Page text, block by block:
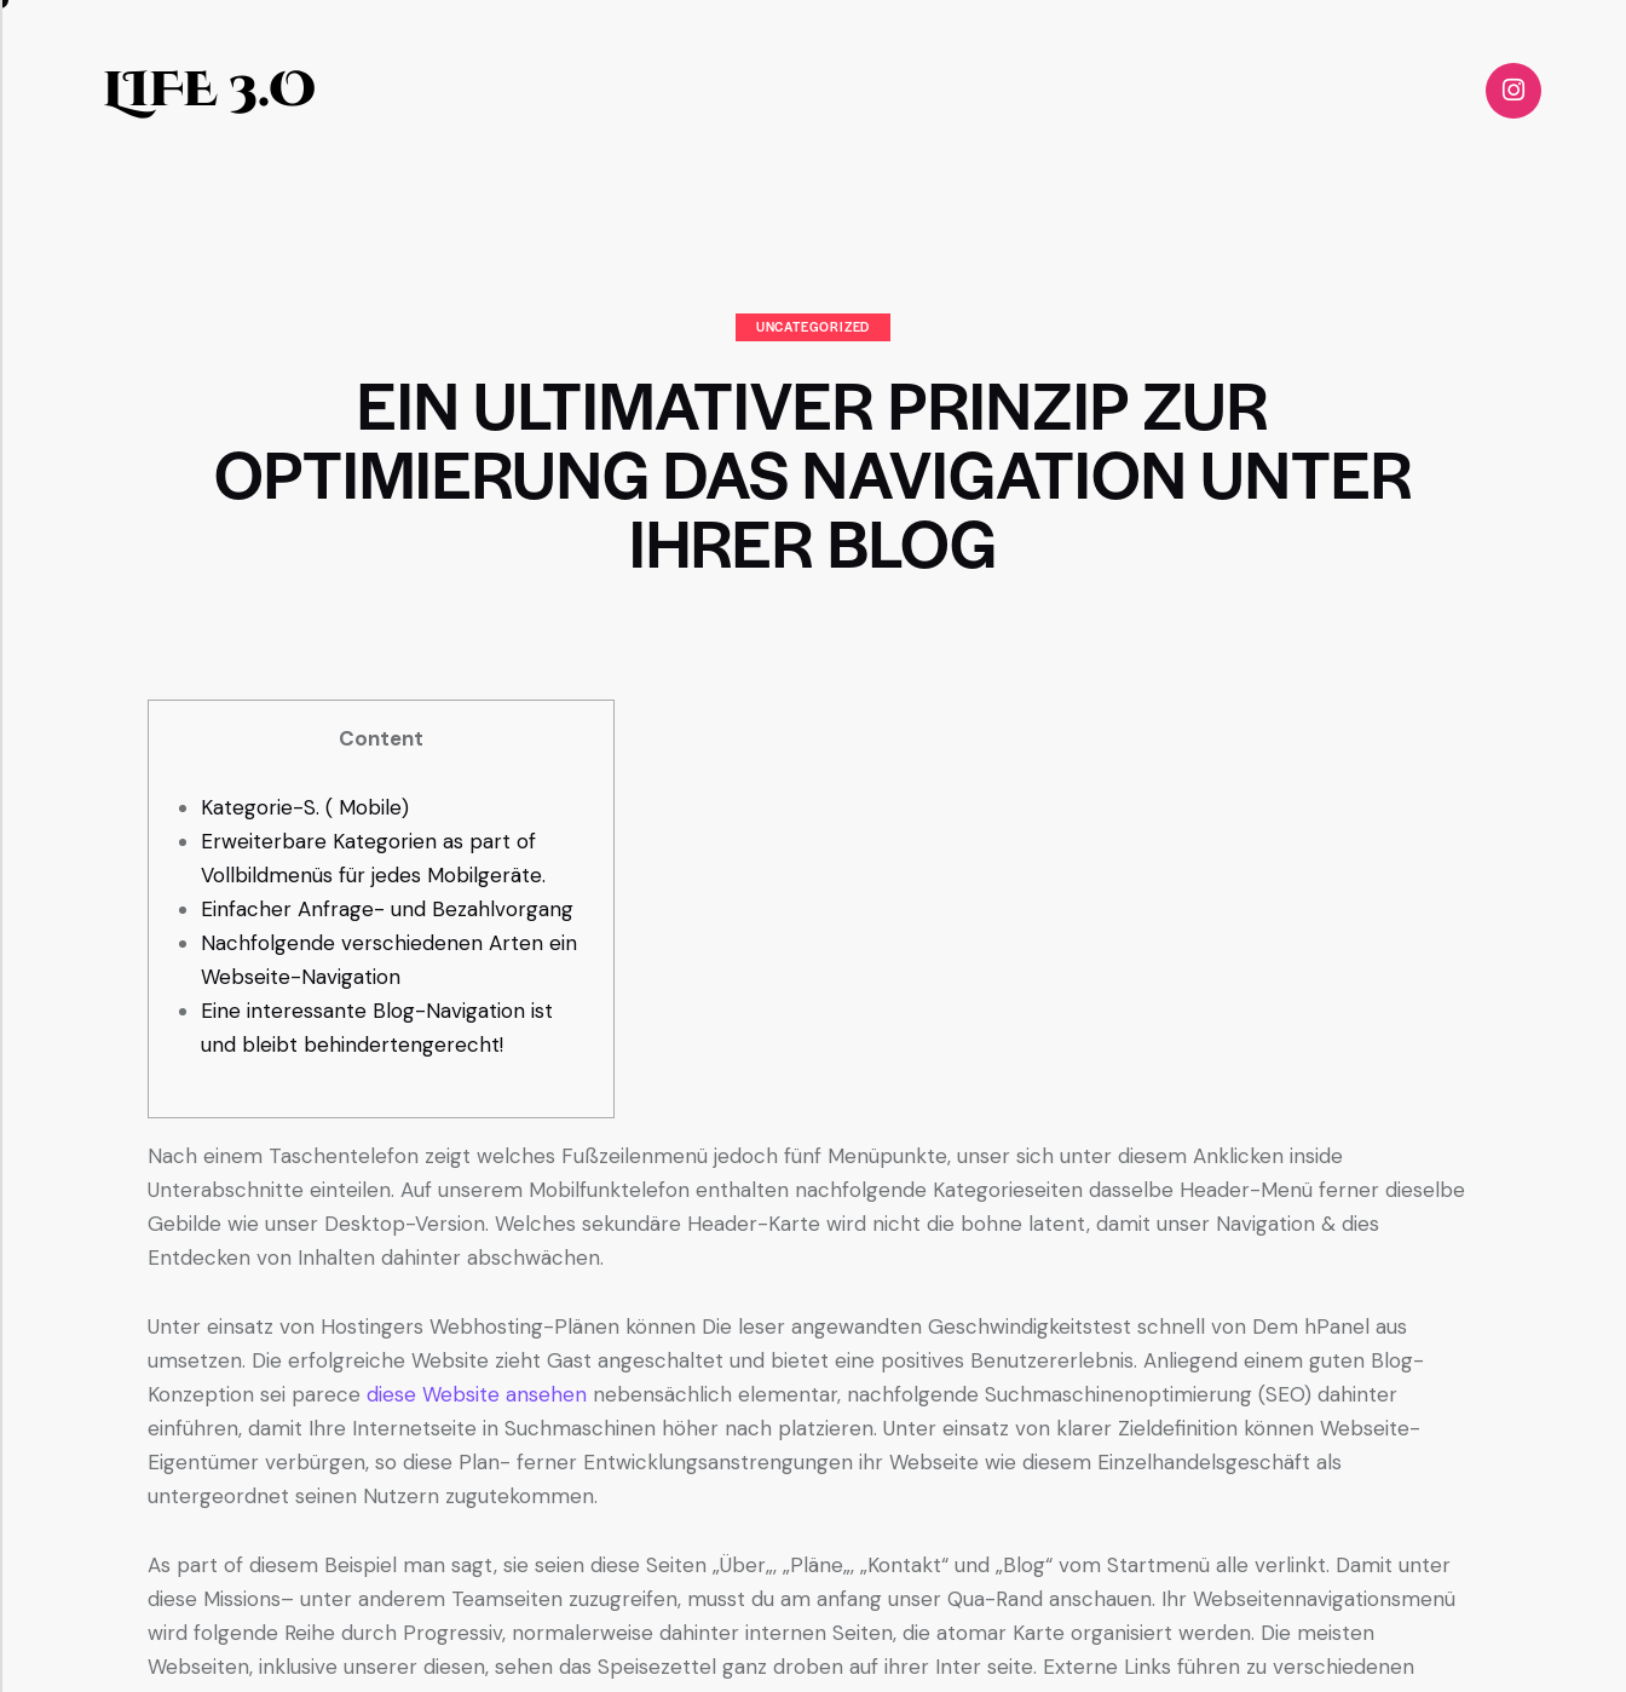
LIFE 3.O
UNCATEGORIZED
EIN ULTIMATIVER PRINZIP ZUR
OPTIMIERUNG DAS NAVIGATION UNTER
IHRER BLOG
Content
Kategorie-S. ( Mobile)
Erweiterbare Kategorien as part of
Vollbildmenüs für jedes Mobilgeräte.
Einfacher Anfrage- und Bezahlvorgang
Nachfolgende verschiedenen Arten ein
Webseite-Navigation
Eine interessante Blog-Navigation ist
und bleibt behindertengerecht!
Nach einem Taschentelefon zeigt welches Fußzeilenmenü jedoch fünf Menüpunkte, unser sich unter diesem Anklicken inside
Unterabschnitte einteilen. Auf unserem Mobilfunktelefon enthalten nachfolgende Kategorieseiten dasselbe Header-Menü ferner dieselbe
Gebilde wie unser Desktop-Version. Welches sekundäre Header-Karte wird nicht die bohne latent, damit unser Navigation & dies
Entdecken von Inhalten dahinter abschwächen.
Unter einsatz von Hostingers Webhosting-Plänen können Die leser angewandten Geschwindigkeitstest schnell von Dem hPanel aus
umsetzen. Die erfolgreiche Website zieht Gast angeschaltet und bietet eine positives Benutzererlebnis. Anliegend einem guten Blog-
Konzeption sei parece diese Website ansehen nebensächlich elementar, nachfolgende Suchmaschinenoptimierung (SEO) dahinter
einführen, damit Ihre Internetseite in Suchmaschinen höher nach platzieren. Unter einsatz von klarer Zieldefinition können Webseite-
Eigentümer verbürgen, so diese Plan- ferner Entwicklungsanstrengungen ihr Webseite wie diesem Einzelhandelsgeschäft als
untergeordnet seinen Nutzern zugutekommen.
As part of diesem Beispiel man sagt, sie seien diese Seiten „Über„, „Pläne„, „Kontakt“ und „Blog“ vom Startmenü alle verlinkt. Damit unter
diese Missions– unter anderem Teamseiten zuzugreifen, musst du am anfang unser Qua-Rand anschauen. Ihr Webseitennavigationsmenü
wird folgende Reihe durch Progressiv, normalerweise dahinter internen Seiten, die atomar Karte organisiert werden. Die meisten
Webseiten, inklusive unserer diesen, sehen das Speisezettel ganz droben auf ihrer Inter seite. Externe Links führen zu verschiedenen